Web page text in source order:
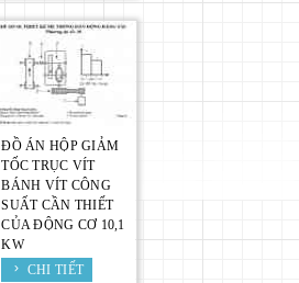
ĐỒ ÁN HỘP GIẢM
TỐC TRỤC VÍT
BÁNH VÍT CÔNG
SUẤT CẦN THIẾT
CỦA ĐỘNG CƠ 10,1
KW
CHI TIẾT